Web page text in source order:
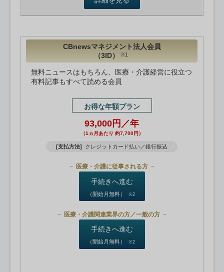
CBnewsマネジメント法人会員
（3ID）
※1
無料ニュースはもちろん、医療・介護経営に役立つ
有料記事もすべて読める会員
お得な年額プラン
93,000円／年
（1ヵ月あたり 約7,700円）
[支払方法] クレジットカード払い／銀行振込
医療・介護に従事される方
手続きへ進む
（開始月無料） ※2
医療・介護関連業界の方／一般の方
手続きへ進む
（開始月無料） ※2